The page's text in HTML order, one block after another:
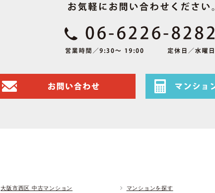
大阪市西区 中古マンション マンションを探す